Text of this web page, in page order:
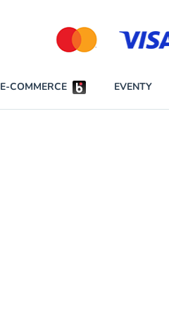
W
darmo przez
E-COMMERCE EVENTY